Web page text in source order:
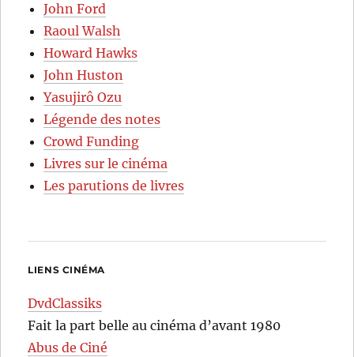
John Ford
Raoul Walsh
Howard Hawks
John Huston
Yasujirô Ozu
Légende des notes
Crowd Funding
Livres sur le cinéma
Les parutions de livres
LIENS CINÉMA
DvdClassiks
Fait la part belle au cinéma d’avant 1980
Abus de Ciné